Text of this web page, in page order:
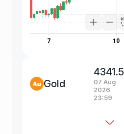
Gold
07 Aug
2026
23:59